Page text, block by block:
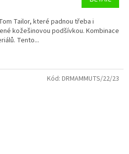
Tailor, které padnou třeba i
kožešinovou podšívkou. Kombinace
Tento...
Kód: DRMAMMUTS/22/23